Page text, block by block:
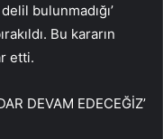
bulunmadığı’
Bu kararın
etti.
DEVAM EDECEĞİZ’